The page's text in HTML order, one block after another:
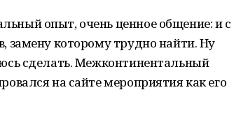
опыт, очень ценное общение: и с
замену которому трудно найти. Ну
сделать. Межконтинентальный
на сайте мероприятия как его